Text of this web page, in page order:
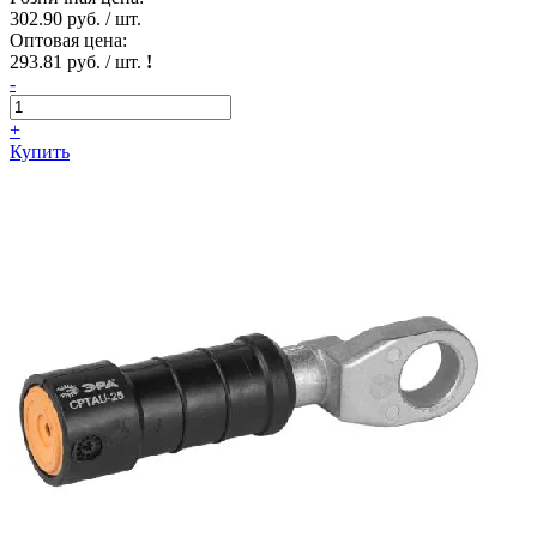
302.90 руб. / шт.
Оптовая цена:
293.81 руб. / шт. !
-
+
Купить